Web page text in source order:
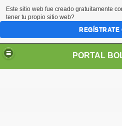
PORTAL
Este sitio web fue creado gratuitamente
tener tu propio sitio web?
REGÍSTRATE